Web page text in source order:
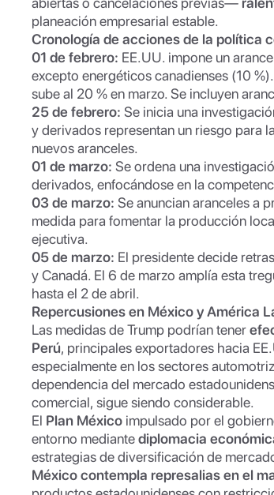
planeación empresarial estable.
Cronología de acciones de la política
01 de febrero: EE.UU. impone un
excepto energéticos canadienses (10
sube al 20 % en marzo. Se incluyen
25 de febrero: Se inicia una
y derivados representan un riesgo para
nuevos aranceles.
01 de marzo: Se ordena una
derivados, enfocándose en la
03 de marzo: Se anuncian aranceles a
medida para fomentar la producción
ejecutiva.
05 de marzo: El presidente decide
y Canadá. El 6 de marzo amplía esta
hasta el 2 de abril.
Repercusiones en México y América
Las medidas de Trump podrían tener
Perú, principales exportadores hacia
especialmente en los sectores
dependencia del mercado
comercial, sigue siendo considerable.
El Plan México impulsado por el
entorno mediantediplomacia
estrategias de diversificación de
México contempla represalias en el